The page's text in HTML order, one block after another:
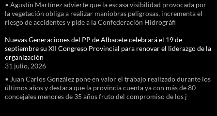
• Agustín Martínez advierte que la escasa visibilidad provocada por
la vegetación obliga a realizar maniobras peligrosas, incrementa el
riesgo de accidentes y pide a la Confederación Hidrográfi
Nuevas Generaciones del PP de Albacete celebrará el 19 de
septiembre su XII Congreso Provincial para renovar el liderazgo de la
organización
31 julio, 2026
• Juan Carlos González pone en valor el trabajo realizado durante los
últimos años y destaca que la provincia cuenta ya con más de 80
concejales menores de 35 años fruto del compromiso de los j